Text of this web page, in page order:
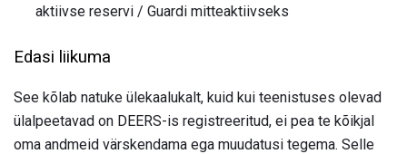
aktiivse reservi / Guardi mitteaktiivseks
Edasi liikuma
See kõlab natuke ülekaalukalt, kuid kui teenistuses olevad
ülalpeetavad on DEERS-is registreeritud, ei pea te kõikjal
oma andmeid värskendama ega muudatusi tegema. Selle